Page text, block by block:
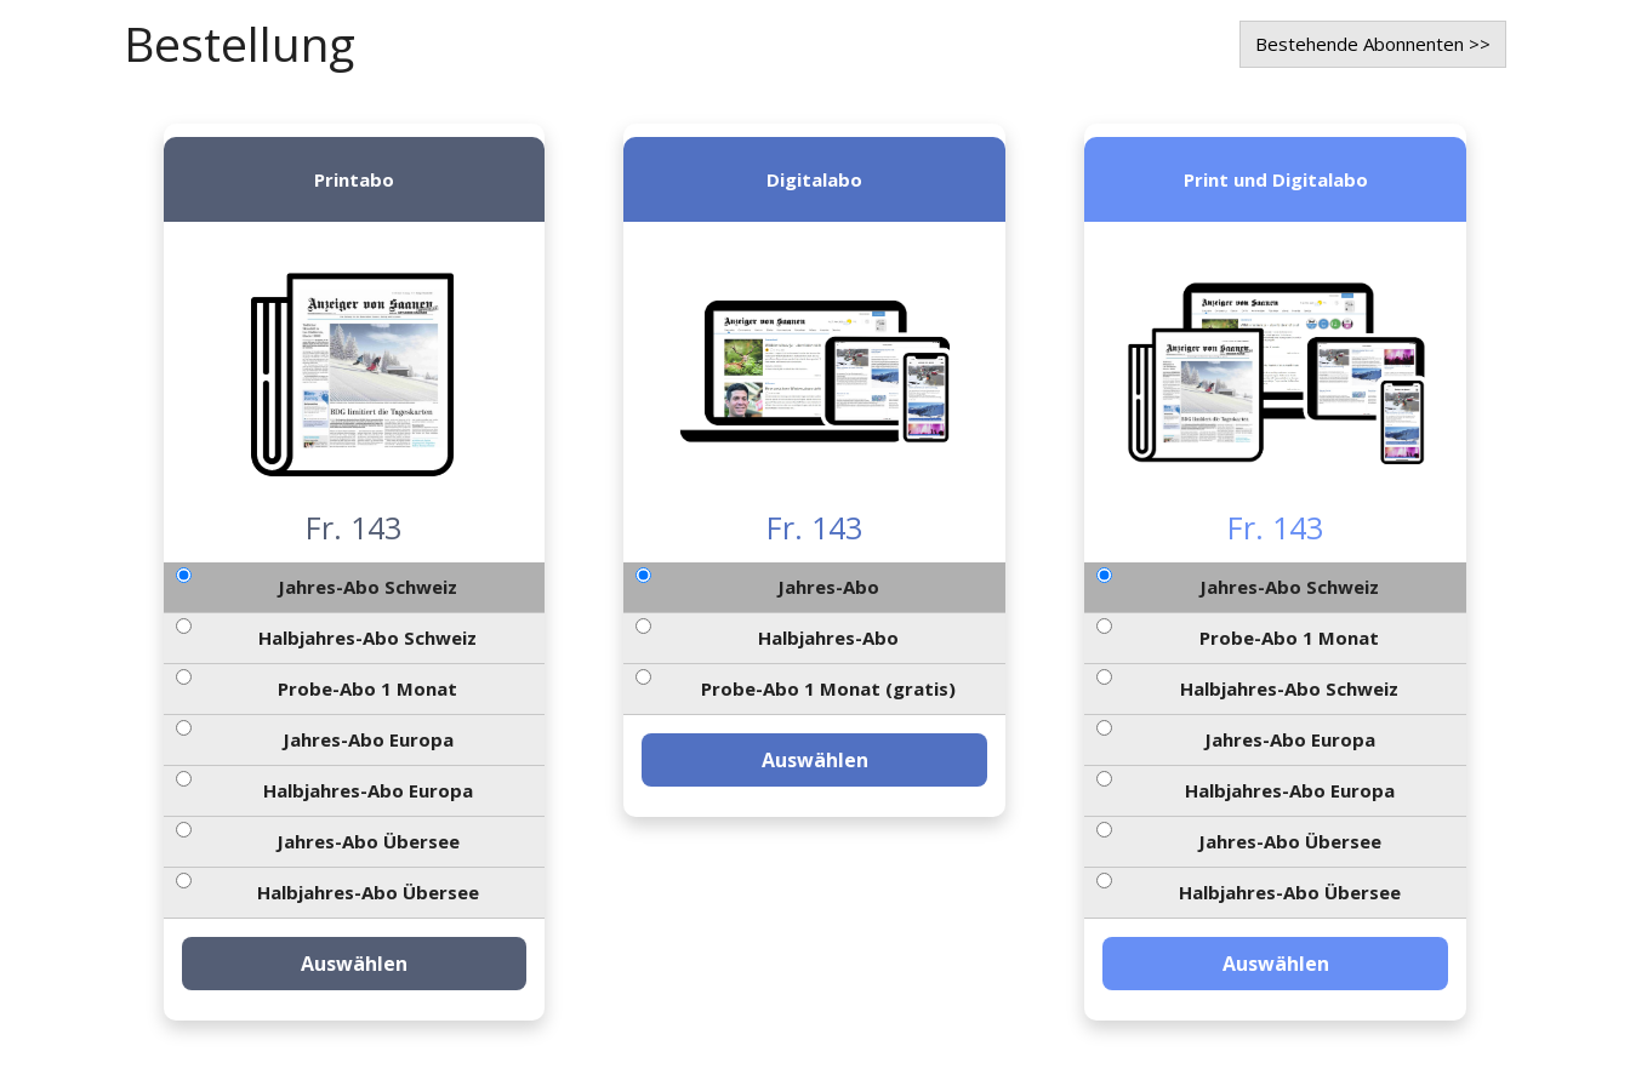
Bestellung Bestehende Abonnenten >>
Printabo
Fr. 143
Jahres-Abo Schweiz
Halbjahres-Abo Schweiz
Probe-Abo 1 Monat
Jahres-Abo Europa
Halbjahres-Abo Europa
Jahres-Abo Übersee
Halbjahres-Abo Übersee
Auswählen
Digitalabo
Fr. 143
Jahres-Abo
Halbjahres-Abo
Probe-Abo 1 Monat (gratis)
Auswählen
Print und Digitalabo
Fr. 143
Jahres-Abo Schweiz
Probe-Abo 1 Monat
Halbjahres-Abo Schweiz
Jahres-Abo Europa
Halbjahres-Abo Europa
Jahres-Abo Übersee
Halbjahres-Abo Übersee
Auswählen